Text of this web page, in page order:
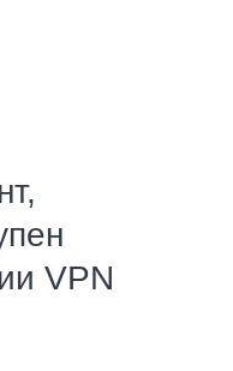
VPN